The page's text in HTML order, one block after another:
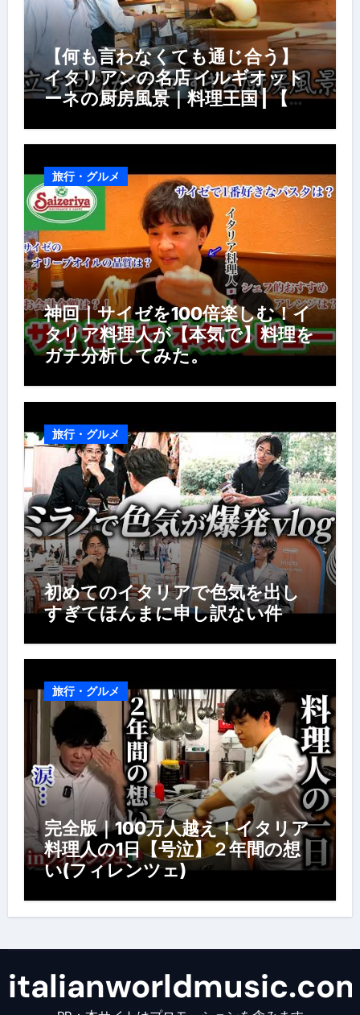
【何も言わなくても通じ合う】
イタリアンの名店 イルギオット
ーネの厨房風景｜料理王国 | 【厨
風景】
旅行・グルメ
神回｜サイゼを100倍楽しむ！イ
タリア料理人が【本気で】料理を
ガチ分析してみた。
旅行・グルメ
初めてのイタリアで色気を出し
すぎてほんまに申し訳ない件
旅行・グルメ
完全版｜100万人越え！イタリア
料理人の1日【号泣】２年間の想
い(フィレンツェ)